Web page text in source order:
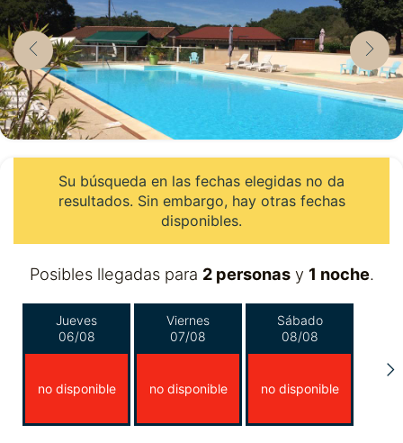
Su búsqueda en las fechas elegidas no da
resultados. Sin embargo, hay otras fechas
disponibles.
Posibles llegadas para 2 personasy 1 noche.
Jueves
06/08
no disponible
Viernes
07/08
no disponible
Sábado
08/08
no disponible